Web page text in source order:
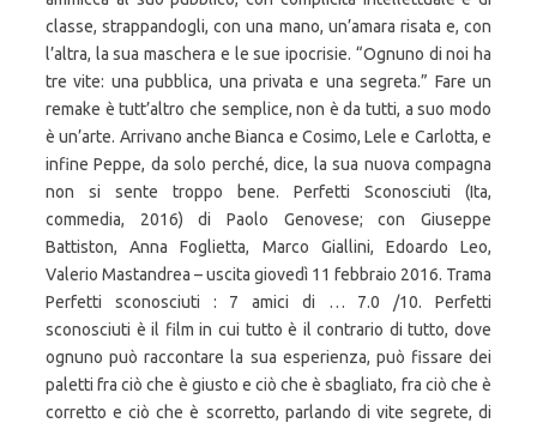
classe, strappandogli, con una mano, un’amara risata e, con
l’altra, la sua maschera e le sue ipocrisie. “Ognuno di noi ha
tre vite: una pubblica, una privata e una segreta.” Fare un
remake è tutt’altro che semplice, non è da tutti, a suo modo
è un’arte. Arrivano anche Bianca e Cosimo, Lele e Carlotta, e
infine Peppe, da solo perché, dice, la sua nuova compagna
non si sente troppo bene. Perfetti Sconosciuti (Ita,
commedia, 2016) di Paolo Genovese; con Giuseppe
Battiston, Anna Foglietta, Marco Giallini, Edoardo Leo,
Valerio Mastandrea – uscita giovedì 11 febbraio 2016. Trama
Perfetti sconosciuti : 7 amici di … 7.0 /10. Perfetti
sconosciuti è il film in cui tutto è il contrario di tutto, dove
ognuno può raccontare la sua esperienza, può fissare dei
paletti fra ciò che è giusto e ciò che è sbagliato, fra ciò che è
corretto e ciò che è scorretto, parlando di vite segrete, di